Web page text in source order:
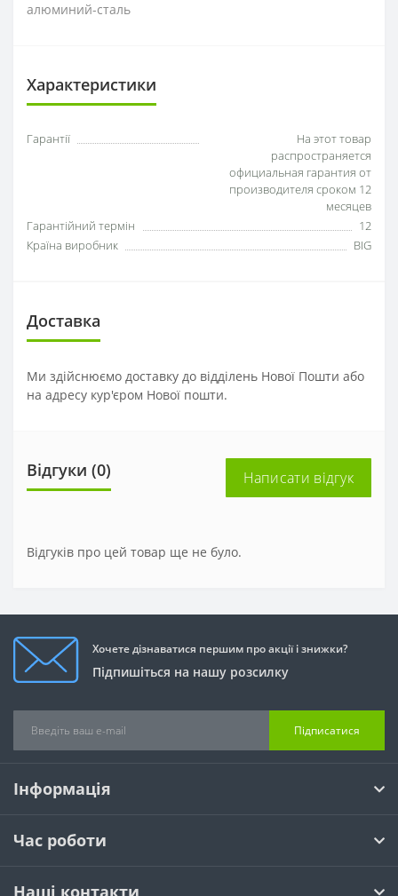
алюминий-сталь
Характеристики
Гарантії
На этот товар
распространяется
официальная гарантия от
производителя сроком 12
месяцев
Гарантійний термін
12
Країна виробник
BIG
Доставка
Ми здійснюємо доставку до відділень Нової Пошти або
на адресу кур'єром Нової пошти.
Відгуки (0) Написати відгук
Відгуків про цей товар ще не було.
Хочете дізнаватися першим про акції і знижки?
Підпишіться на нашу розсилку
Підписатися
Інформація
Час роботи
Наші контакти